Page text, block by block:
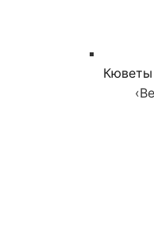
Кюветы
‹